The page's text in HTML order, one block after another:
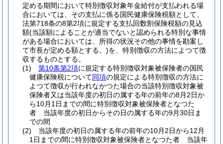
定める期間において特別徴収対象年金給付が支払われる場
合においては、その支払に係る国民健康保険税額として、
法第718条の8第2項に規定する支払回数割保険税額の見込
額(当該額によることが適当でないと認められる特別な事情
がある場合においては、所得の状況その他の事情を勘案し
て市長が定める額とする。)を、特別徴収の方法によつて徴
収するものとする。
(1)
第10条第2項に規定する特別徴収対象被保険者の国民
健康保険税について同項の規定による特別徴収の方法に
よつて徴収が行われなかつた場合の当該特別徴収対象被
保険者又は当該年度の初日の属する年の前年の8月2日か
ら10月1日までの間に特別徴収対象被保険者となつた
者 当該年度の初日からその日の属する年の9月30日ま
での間
(2)
当該年度の初日の属する年の前年の10月2日から12月
1日までの間に特別徴収対象被保険者となつた者 当該年